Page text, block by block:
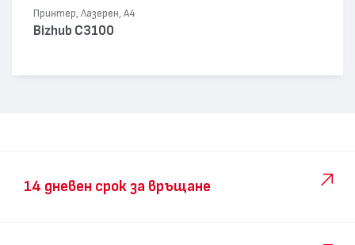
Принтер, Лазерен, А4
Bizhub C3100
14 дневен срок за връщане